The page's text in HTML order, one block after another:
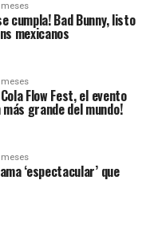
meses
cumpla! Bad Bunny, listo
mexicanos
meses
Flow Fest, el evento
grande del mundo!
meses
‘espectacular’ que